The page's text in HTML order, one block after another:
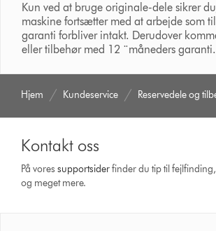
Kun ved at bruge originale-dele sikrer
maskine fortsætter med at arbejde som
garanti forbliver intakt. Derudover
eller tilbehør med 12 ¨måneders garanti.
Hjem Kundeservice Reservedele og
Kontakt oss
På voressupport­siderfinder du tip til
og meget mere.